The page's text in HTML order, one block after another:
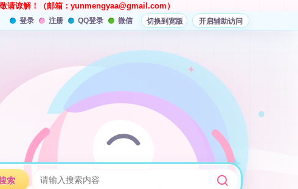
请谅解！（邮箱： yunmengyaa@gmail.com ）
登录 注册 QQ登录 微信 切换到宽版 开启辅助访问
索